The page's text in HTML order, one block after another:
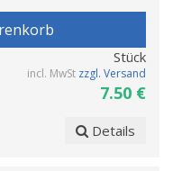
Stück
incl. MwSt zzgl. Versand
7.50 €
Details